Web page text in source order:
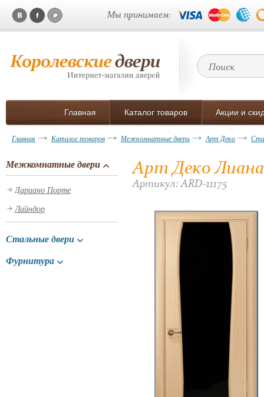
Мы принимаем:
Главная Каталог товаров Акции и
Главная Каталог товаров Межкомнатные двери Арт Деко
Межкомнатные двери
Дариано Порте
Лайндор
Стальные двери
Фурнитура
Арт Деко
Артикул: ARD-11175